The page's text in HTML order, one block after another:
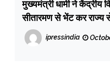
मुख्यमंत्री धामी ने केंद्रीय
सीतारमण से भेंट कर राज्य
विषयों पर विस्तृत चर्चा की
ipressindia